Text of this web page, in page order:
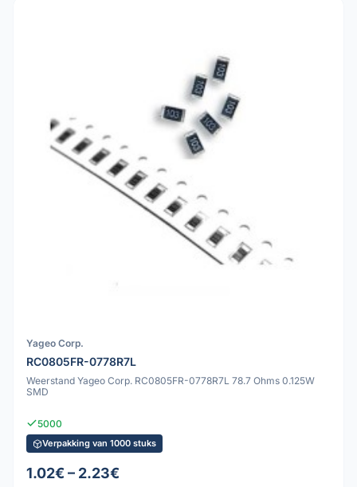
Yageo Corp.
RC0805FR-0778R7L
Weerstand Yageo Corp. RC0805FR-0778R7L 78.7 Ohms 0.125W
SMD
5000
Verpakking van 1000 stuks
1.02€ – 2.23€